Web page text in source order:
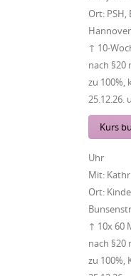
Ort:
Hannover
↑ 10-
nach §20
zu 100%,
25.12.26.
Kurs
Uhr
Mit:
Ort:
↑ 10x 60
nach §20
zu 100%,